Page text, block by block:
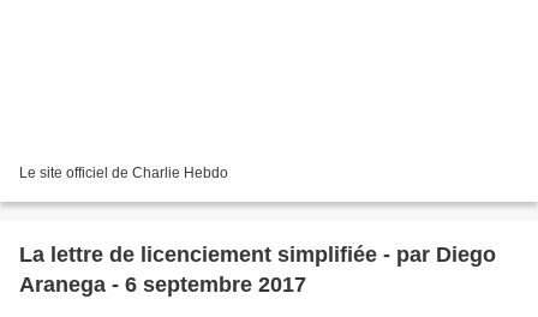
Le site officiel de Charlie Hebdo
La lettre de licenciement simplifiée - par Diego
Aranega - 6 septembre 2017